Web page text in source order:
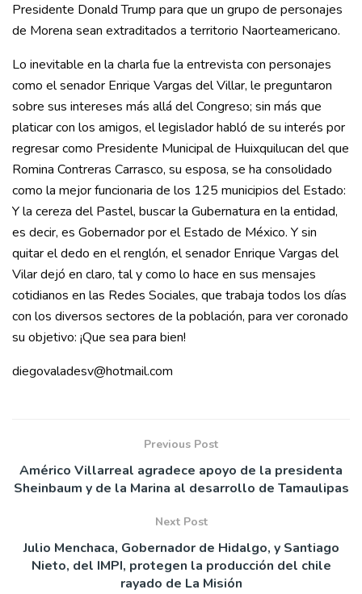
Presidente Donald Trump para que un grupo de personajes
de Morena sean extraditados a territorio Naorteamericano.
Lo inevitable en la charla fue la entrevista con personajes
como el senador Enrique Vargas del Villar, le preguntaron
sobre sus intereses más allá del Congreso; sin más que
platicar con los amigos, el legislador habló de su interés por
regresar como Presidente Municipal de Huixquilucan del que
Romina Contreras Carrasco, su esposa, se ha consolidado
como la mejor funcionaria de los 125 municipios del Estado:
Y la cereza del Pastel, buscar la Gubernatura en la entidad,
es decir, es Gobernador por el Estado de México. Y sin
quitar el dedo en el renglón, el senador Enrique Vargas del
Vilar dejó en claro, tal y como lo hace en sus mensajes
cotidianos en las Redes Sociales, que trabaja todos los días
con los diversos sectores de la población, para ver coronado
su objetivo: ¡Que sea para bien!
diegovaladesv@hotmail.com
Previous Post
Américo Villarreal agradece apoyo de la presidenta
Sheinbaum y de la Marina al desarrollo de Tamaulipas
Next Post
Julio Menchaca, Gobernador de Hidalgo, y Santiago
Nieto, del IMPI, protegen la producción del chile
rayado de La Misión